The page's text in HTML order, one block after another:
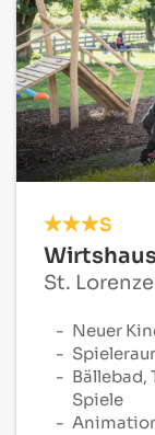
S
St.
Neuer
Bällebad,
Spiele